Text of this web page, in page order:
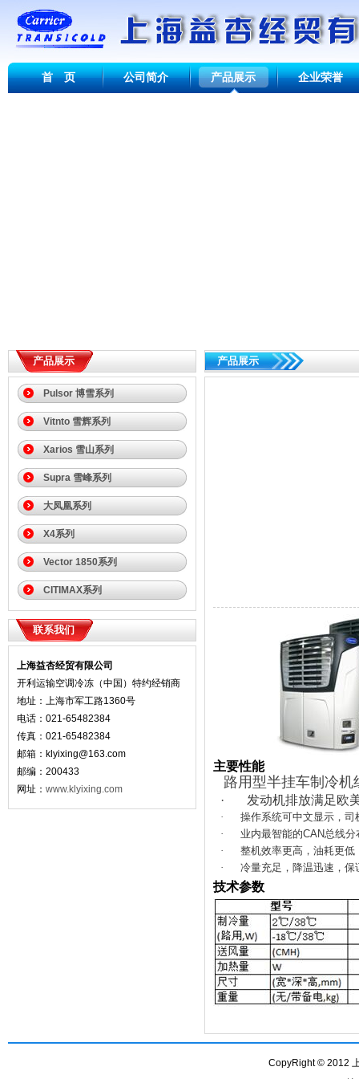
首 页 公司简介 产品展示 企业荣誉
产品展示
Pulsor 博雪系列
Vitnto 雪辉系列
Xarios 雪山系列
Supra 雪峰系列
大凤凰系列
X4系列
Vector 1850系列
CITIMAX系列
联系我们
上海益杏经贸有限公司
开利运输空调冷冻（中国）特约经销商
地址：上海市军工路1360号
电话：021-65482384
传真：021-65482384
邮箱： klyixing@163.com
邮编：200433
网址： www.klyixing.com
产品展示
主要性能
路用型半挂车制冷机
· 发动机排放满足欧
·
操作系统可中文显示，
·
业内最智能的CAN总线分
·
整机效率更高，油耗更
·
冷量充足，降温迅速，保
技术参数
CopyRight © 2012